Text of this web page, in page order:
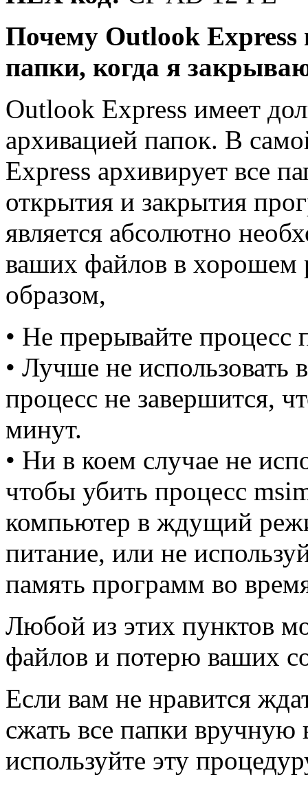
Почему Outlook Express
папки, когда я
Outlook Express имеет
архивацией папок. В
Express архивирует все
открытия и закрытия
является абсолютно
ваших файлов в хорошем
образом,
• Не прерывайте процесс
• Лучше не использовать
процесс не завершится,
минут.
• Ни в коем случае не
чтобы убить процесс
компьютер в ждущий
питание, или не
память программ во
Любой из этих пунктов
файлов и потерю ваших
Если вам не нравится
сжать все папки
используйте эту